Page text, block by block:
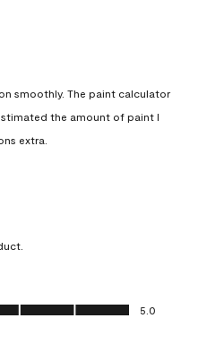
smoothly. The paint calculator
the amount of paint I
extra.
5
5.0